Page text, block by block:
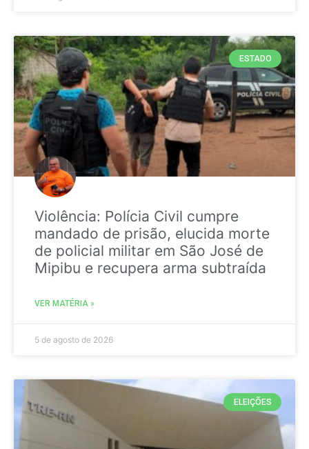
ESTADO
Violência: Polícia Civil cumpre
mandado de prisão, elucida morte
de policial militar em São José de
Mipibu e recupera arma subtraída
VER MATÉRIA »
5 de agosto de 2026
ELEIÇÕES